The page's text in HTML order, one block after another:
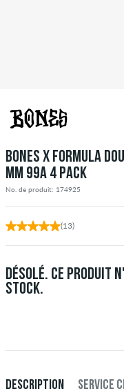
BONES X FORMULA
MM 99A 4 PACK
No. de produit: 174925
(13)
DÉSOLÉ. CE PRODUIT
STOCK.
DESCRIPTION SERVICE